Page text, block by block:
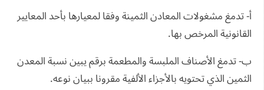
أ- تدمغ مشغولات المعادن الثمينة وفقا لمعيارها بأحد المعايير
القانونية المرخص بها.
ب- تدمغ الأصناف الملبسة والمطعمة برقم يبين نسبة المعدن
الثمين الذي تحتويه بالأجزاء الألفية مقرونا ببيان نوعه.